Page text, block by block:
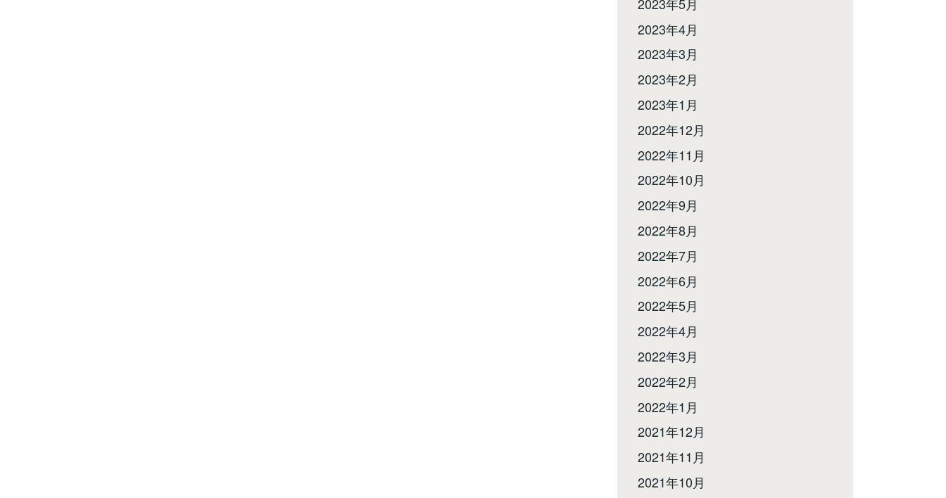
2023年4月
2023年3月
2023年2月
2023年1月
2022年12月
2022年11月
2022年10月
2022年9月
2022年8月
2022年7月
2022年6月
2022年5月
2022年4月
2022年3月
2022年2月
2022年1月
2021年12月
2021年11月
2021年10月